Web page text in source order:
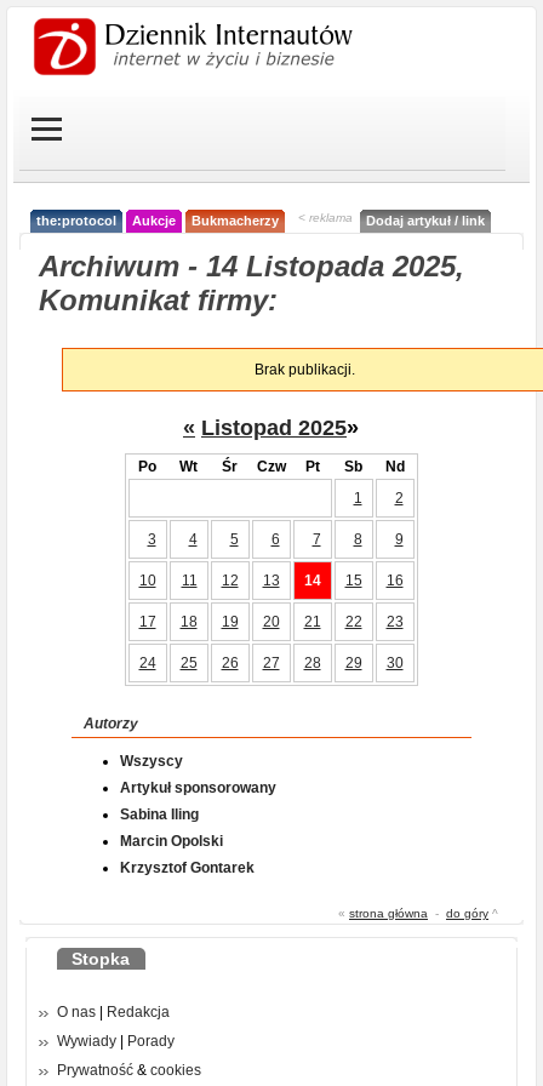
the:protocol Aukcje Bukmacherzy < reklama Dodaj artykuł / link
Archiwum - 14 Listopada 2025,
Komunikat firmy:
Brak publikacji.
« Listopad 2025»
Po Wt Śr Czw Pt Sb
Nd
1
2
3 4 5 6 7 8 9
10 11 12 13 14 15 16
17 18 19 20 21 22 23
24 25 26 27 28 29 30
Autorzy
Wszyscy
Artykuł sponsorowany
Sabina Iling
Marcin Opolski
Krzysztof Gontarek
« strona główna - do góry ^
Stopka
O nas
Redakcja
Wywiady
Porady
Prywatność & cookies